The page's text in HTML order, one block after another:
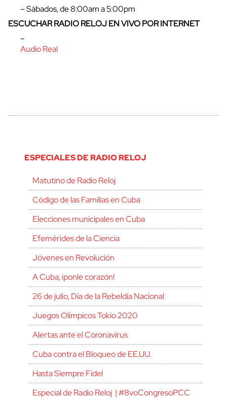
– Sábados, de 8:00am a 5:00pm
ESCUCHAR RADIO RELOJ EN VIVO POR INTERNET
–
Audio Real
ESPECIALES DE RADIO RELOJ
Matutino de Radio Reloj
Código de las Familias en Cuba
Elecciones municipales en Cuba
Efemérides de la Ciencia
Jóvenes en Revolución
A Cuba, ¡ponle corazón!
26 de julio, Día de la Rebeldía Nacional
Juegos Olímpicos Tokio 2020
Alertas ante el Coronavirus
Cuba contra el Bloqueo de EE.UU.
Hasta Siempre Fidel
Especial de Radio Reloj | #8voCongresoPCC